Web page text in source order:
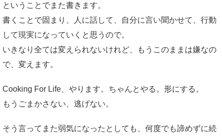
ということでまた書きます。
書くことで固まり、人に話して、自分に言い聞かせて、行動
して現実になっていくと思うので。
いきなり全ては変えられないけれど、もうこのままは嫌なの
で、変えます。
Cooking For Life、やります。ちゃんとやる。形にする。
もうごまかさない、逃げない。
そう言ってまた弱気になったとしても、何度でも諦めずに続